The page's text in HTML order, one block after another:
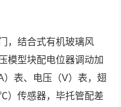
，结合式有机玻璃风
模型块配电位器调动加
）表、电压（V）表，翅
）传感器，毕托管配差